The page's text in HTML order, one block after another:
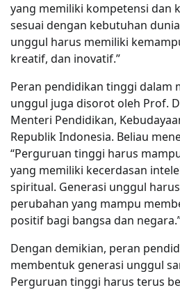
yang memiliki kompetensi dan
sesuai dengan kebutuhan
unggul harus memiliki
kreatif, dan inovatif.”
Peran pendidikan tinggi dalam
unggul juga disorot oleh Prof.
Menteri Pendidikan,
Republik Indonesia. Beliau
“Perguruan tinggi harus
yang memiliki kecerdasan
spiritual. Generasi unggul
perubahan yang mampu
positif bagi bangsa dan
Dengan demikian, peran
membentuk generasi unggul
Perguruan tinggi harus terus